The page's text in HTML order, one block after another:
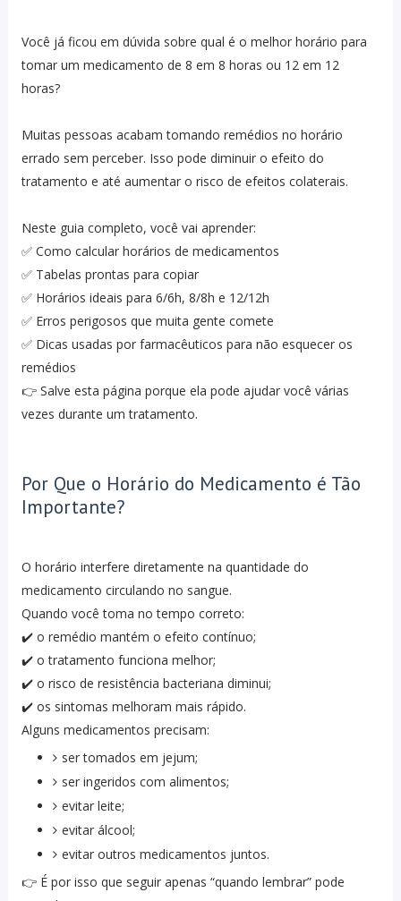
Você já ficou em dúvida sobre qual é o melhor horário para
tomar um medicamento de 8 em 8 horas ou 12 em 12
horas?
Muitas pessoas acabam tomando remédios no horário
errado sem perceber. Isso pode diminuir o efeito do
tratamento e até aumentar o risco de efeitos colaterais.
Neste guia completo, você vai aprender:
✅ Como calcular horários de medicamentos
✅ Tabelas prontas para copiar
✅ Horários ideais para 6/6h, 8/8h e 12/12h
✅ Erros perigosos que muita gente comete
✅ Dicas usadas por farmacêuticos para não esquecer os
remédios
👉 Salve esta página porque ela pode ajudar você várias
vezes durante um tratamento.
Por Que o Horário do Medicamento é Tão
Importante?
O horário interfere diretamente na quantidade do
medicamento circulando no sangue.
Quando você toma no tempo correto:
✔️ o remédio mantém o efeito contínuo;
✔️ o tratamento funciona melhor;
✔️ o risco de resistência bacteriana diminui;
✔️ os sintomas melhoram mais rápido.
Alguns medicamentos precisam:
ser tomados em jejum;
ser ingeridos com alimentos;
evitar leite;
evitar álcool;
evitar outros medicamentos juntos.
👉 É por isso que seguir apenas “quando lembrar” pode